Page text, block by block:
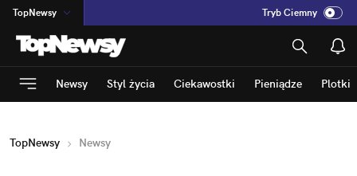
TopNewsy
na:Temat
INN:Poland
ASZ:dziennik
dad:HERO
Tryb Ciemny
Newsy Styl życia Ciekawostki Pieniądze Plotki
TopNewsy Newsy